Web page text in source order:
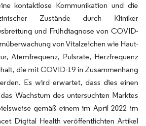
kontaktlose Kommunikation und die
Zustände durch Kliniker
und Frühdiagnose von COVID-
von Vitalzeichen wie Haut-
Atemfrequenz, Pulsrate, Herzfrequenz
die mit COVID-19 in Zusammenhang
Es wird erwartet, dass dies einen
Wachstum des untersuchten Marktes
gemäß einem im April 2022 im
Digital Health veröffentlichten Artikel